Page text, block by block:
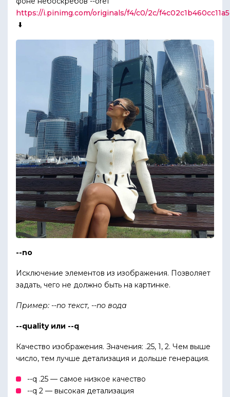
https://i.pinimg.com/originals/f4/c0/2c/
⬇️
--no
Исключение элементов из изображения. Позволяет
задать, чего не должно быть на картинке.
Пример: --no текст, --no вода
--quality или --q
Качество изображения. Значения: .25, 1, 2. Чем выше
число, тем лучше детализация и дольше генерация.
--q .25 — самое низкое качество
--q 2 — высокая детализация